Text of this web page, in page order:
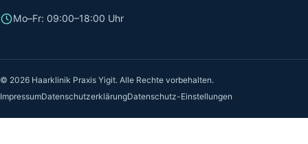
Mo–Fr: 09:00–18:00 Uhr
© 2026 Haarklinik Praxis Yigit. Alle Rechte vorbehalten.
ImpressumDatenschutzerklärungDatenschutz-Einstellungen